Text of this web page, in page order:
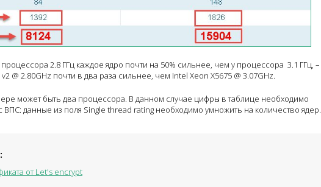
2.8 ГГц каждое ядро почти на 50% сильнее, чем у процессора 3.1 ГГц, –
@ 2.80GHz почти в два раза сильнее, чем Intel Xeon X5675 @ 3.07GHz.
может быть два процессора. В данном случае цифры в таблице необходимо
ВПС: данные из поля Single thread rating необходимо умножить на количество ядер.
от Let's encrypt